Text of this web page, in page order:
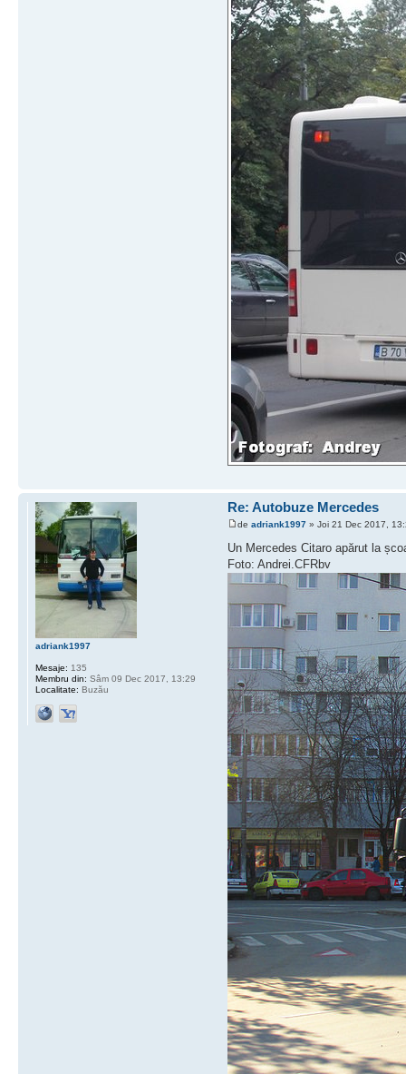
Re: Autobuze Mercedes
de adriank1997» Joi 21 Dec 2017,
Un Mercedes Citaro apărut la
Foto: Andrei.CFRbv
adriank1997
Mesaje: 135
Membru din: Sâm 09 Dec 2017, 13:29
Localitate: Buzău